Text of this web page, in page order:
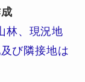
林、現況地
び隣接地は